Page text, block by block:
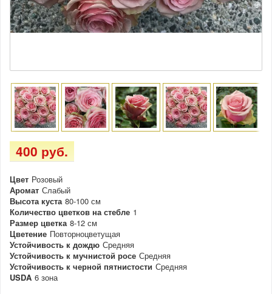
400 руб.
Цвет Розовый
Аромат Слабый
Высота куста 80-100 см
Количество цветков на стебле 1
Размер цветка 8-12 см
Цветение Повторноцветущая
Устойчивость к дождю Средняя
Устойчивость к мучнистой росе Средняя
Устойчивость к черной пятнистости Средняя
USDA 6 зона